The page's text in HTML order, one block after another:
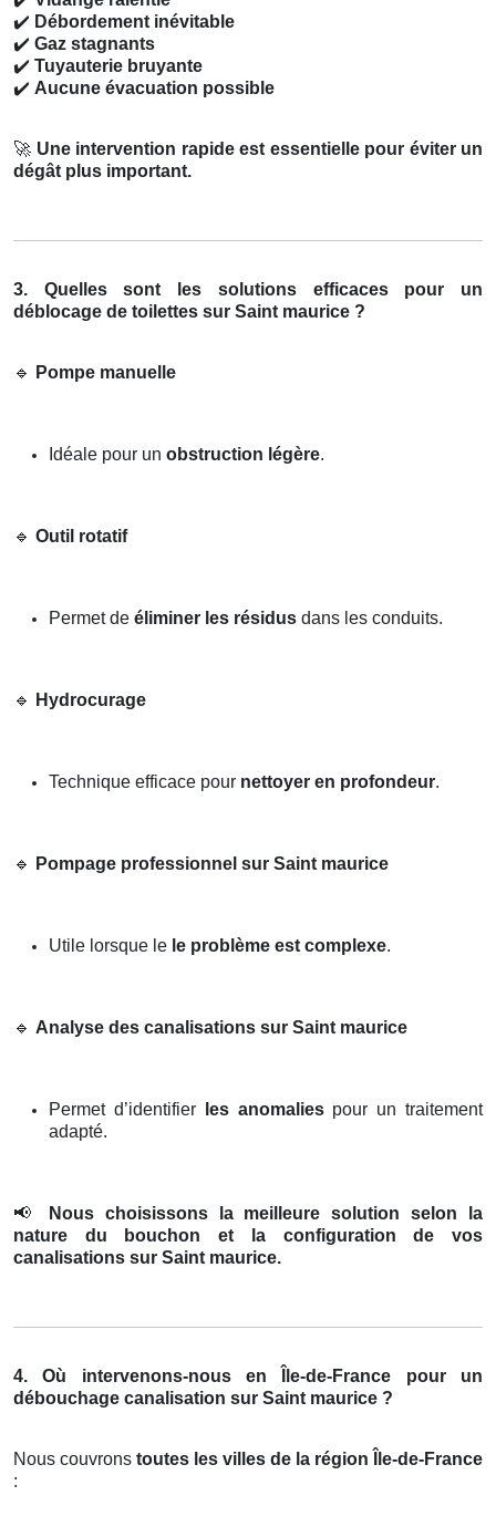
✔️ Débordement inévitable
✔️ Gaz stagnants
✔️ Tuyauterie bruyante
✔️ Aucune évacuation possible
🚀 Une intervention rapide est essentielle pour éviter un
dégât plus important.
3. Quelles sont les solutions efficaces pour un
déblocage de toilettes sur Saint maurice ?
🔹 Pompe manuelle
Idéale pour un obstruction légère.
🔹 Outil rotatif
Permet de éliminer les résidus dans les conduits.
🔹 Hydrocurage
Technique efficace pour nettoyer en profondeur.
🔹 Pompage professionnel sur Saint maurice
Utile lorsque le le problème est complexe.
🔹 Analyse des canalisations sur Saint maurice
Permet d’identifier les anomaliespour un traitement
adapté.
📢
Nous choisissons la meilleure solution selon la
nature du bouchon et la configuration de vos
canalisations sur Saint maurice.
4. Où intervenons-nous en Île-de-France pour un
débouchage canalisation sur Saint maurice ?
Nous couvrons toutes les villes de la région Île-de-France
: